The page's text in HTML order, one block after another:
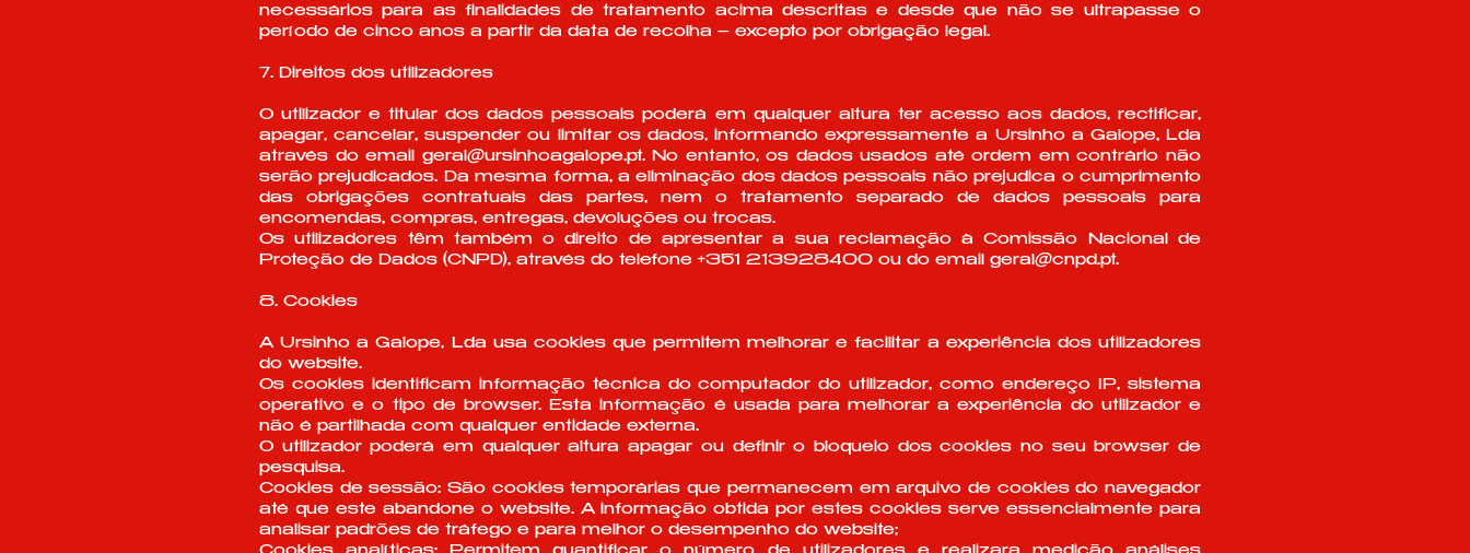
necessários para as finalidades de tratamento acima descritas e desde que não se ultrapasse o
período de cinco anos a partir da data de recolha – excepto por obrigação legal.
7. Direitos dos utilizadores
O utilizador e titular dos dados pessoais poderá em qualquer altura ter acesso aos dados, rectificar,
apagar, cancelar, suspender ou limitar os dados, informando expressamente a Ursinho a Galope, Lda
através do email geral@ursinhoagalope.pt. No entanto, os dados usados até ordem em contrário não
serão prejudicados. Da mesma forma, a eliminação dos dados pessoais não prejudica o cumprimento
das obrigações contratuais das partes, nem o tratamento separado de dados pessoais para
encomendas, compras, entregas, devoluções ou trocas.
Os utilizadores têm também o direito de apresentar a sua reclamação à Comissão Nacional de
Proteção de Dados (CNPD), através do telefone +351 213928400 ou do email geral@cnpd.pt.
8. Cookies
A Ursinho a Galope, Lda usa cookies que permitem melhorar e facilitar a experiência dos utilizadores
do website.
Os cookies identificam informação técnica do computador do utilizador, como endereço IP, sistema
operativo e o tipo de browser. Esta informação é usada para melhorar a experiência do utilizador e
não é partilhada com qualquer entidade externa.
O utilizador poderá em qualquer altura apagar ou definir o bloqueio dos cookies no seu browser de
pesquisa.
Cookies de sessão: São cookies temporárias que permanecem em arquivo de cookies do navegador
até que este abandone o website. A informação obtida por estes cookies serve essencialmente para
analisar padrões de tráfego e para melhor o desempenho do website;